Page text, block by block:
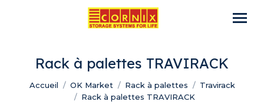
Rack à palettes TRAVIRACK
Vous êtes ici :
Accueil OK Market Rack à palettes
Travirack
Rack à palettes TRAVIRACK